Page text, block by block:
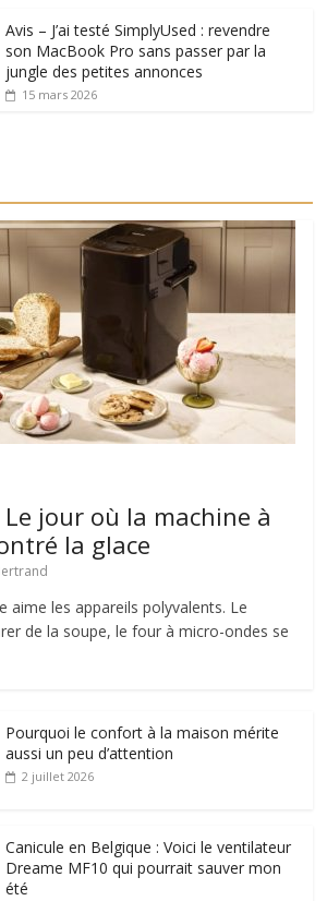
Avis – J’ai testé SimplyUsed : revendre
son MacBook Pro sans passer par la
jungle des petites annonces
15 mars 2026
Le jour où la machine à
la glace
aime les appareils polyvalents. Le
de la soupe, le four à micro-ondes se
Pourquoi le confort à la maison mérite
aussi un peu d’attention
2 juillet 2026
Canicule en Belgique : Voici le ventilateur
Dreame MF10 qui pourrait sauver mon
été